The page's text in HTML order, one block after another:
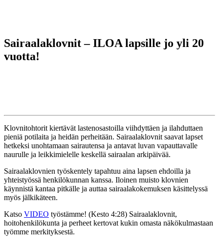
Sairaalaklovnit – ILOA lapsille jo yli 20
vuotta!
Klovnitohtorit kiertävät lastenosastoilla viihdyttäen ja ilahduttaen
pieniä potilaita ja heidän perheitään. Sairaalaklovnit saavat lapset
hetkeksi unohtamaan sairautensa ja antavat luvan vapauttavalle
naurulle ja leikkimielelle keskellä sairaalan arkipäivää.
Sairaalaklovnien työskentely tapahtuu aina lapsen ehdoilla ja
yhteistyössä henkilökunnan kanssa. Iloinen muisto klovnien
käynnistä kantaa pitkälle ja auttaa sairaalakokemuksen käsittelyssä
myös jälkikäteen.
Katso VIDEO työstämme! (Kesto 4:28) Sairaalaklovnit,
hoitohenkilökunta ja perheet kertovat kukin omasta näkökulmastaan
työmme merkityksestä.